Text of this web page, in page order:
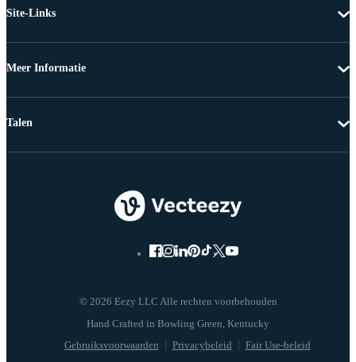
Site-Links
Meer Informatie
© 2026 Eezy LLC Alle rechten voorbehouden
Gebruiksvoorwaarden Privacybeleid Fair Use-beleid
Talen